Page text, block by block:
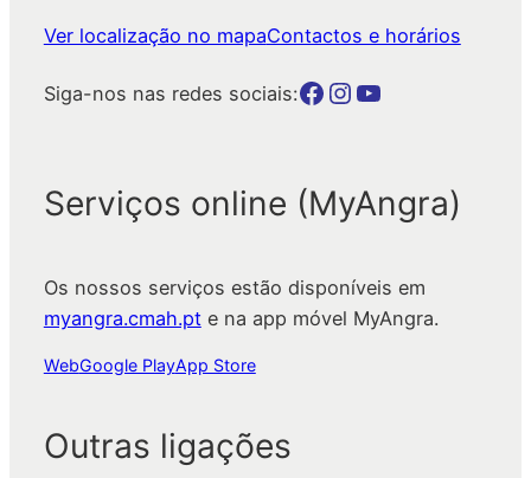
Ver localização no mapaContactos e horários
Siga-nos nas redes sociais:Botão para a página da autarquia no Facebook Botão para a página da autarquia no Instagram Botão para a página da autarquia no Youtube
Serviços online (MyAngra)
Os nossos serviços estão disponíveis em
myangra.cmah.pt e na app móvel MyAngra.
WebGoogle PlayApp Store
Outras ligações